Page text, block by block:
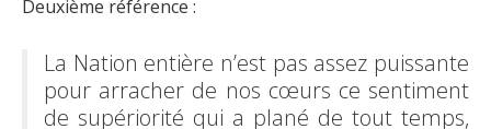
Deuxième référence :
La Nation entière n’est pas assez puissante
pour arracher de nos cœurs ce sentiment
de supériorité qui a plané de tout temps,